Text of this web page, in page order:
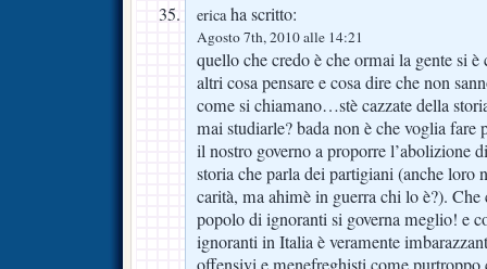
ericaha scritto:
Agosto 7th, 2010 alle 14:21
quello che credo è che ormai la gente si
altri cosa pensare e cosa dire che non
come si chiamano…stè cazzate della
mai studiarle? bada non è che voglia fare
il nostro governo a proporre l’abolizione
storia che parla dei partigiani (anche loro
carità, ma ahimè in guerra chi lo è?).
popolo di ignoranti si governa meglio! e
ignoranti in Italia è veramente